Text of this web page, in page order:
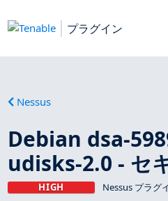
プラグイン
Nessus
Debian dsa-
udisks-2.0 - セ
HIGH Nessus プラグ